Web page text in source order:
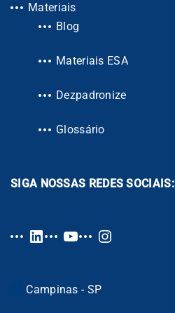
Materiais
Blog
Materiais ESA
Dezpadronize
Glossário
SIGA NOSSAS REDES SOCIAIS:
Campinas - SP